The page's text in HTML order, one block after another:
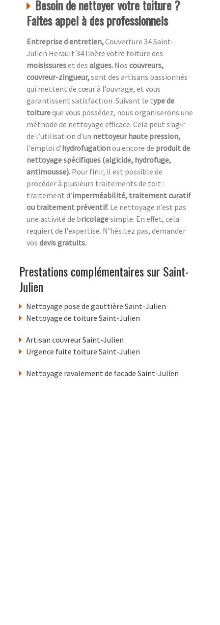
Besoin de nettoyer votre toiture ?
Faites appel à des professionnels
Entreprise d entretien,Couverture 34 Saint-
Julien Herault 34 libère votre toiture des
moisissureset des algues. Nos couvreurs,
couvreur-zingueur,sont des artisans passionnés
qui mettent de cœur à l’ouvrage, et vous
garantissent satisfaction. Suivant le type de
toitureque vous possédez, nous organiserons une
méthode de nettoyage efficace. Cela peut s’agir
de l’utilisation d’un nettoyeur haute pression,
l’emploi d’hydrofugationou encore de produit de
nettoyage spécifiques (algicide, hydrofuge,
antimousse). Pour finir, il est possible de
procéder à plusieurs traitements de toit :
traitement d’imperméabilité, traitement curatif
ou traitement préventif. Le nettoyage n’est pas
une activité de bricolagesimple. En effet, cela
requiert de l’expertise. N’hésitez pas, demander
vos devis gratuits.
Prestations complémentaires sur Saint-
Julien
Nettoyage pose de gouttière Saint-Julien
Nettoyage de toiture Saint-Julien
Artisan couvreur Saint-Julien
Urgence fuite toiture Saint-Julien
Nettoyage ravalement de facade Saint-Julien